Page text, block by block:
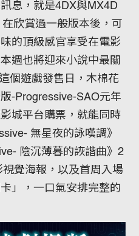
息，就是4DX與MX4D
欣賞過一般版本後，可
的頂級感官享受在電影
週也將迎來小說中最關
個遊戲發售日，木棉花
-Progressive-SAO元年
城平台購票，就能同時
無星夜的詠嘆調》
陰沉薄暮的詼諧曲》2
覺海報，以及首周入場
」，一口氣安排完整的